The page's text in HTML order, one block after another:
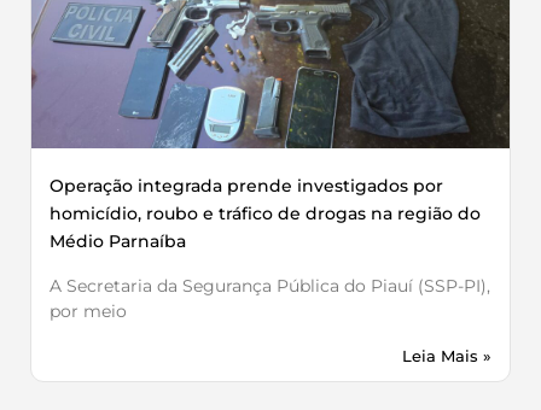
Operação integrada prende investigados por
homicídio, roubo e tráfico de drogas na região do
Médio Parnaíba
A Secretaria da Segurança Pública do Piauí (SSP-PI),
por meio
Leia Mais »